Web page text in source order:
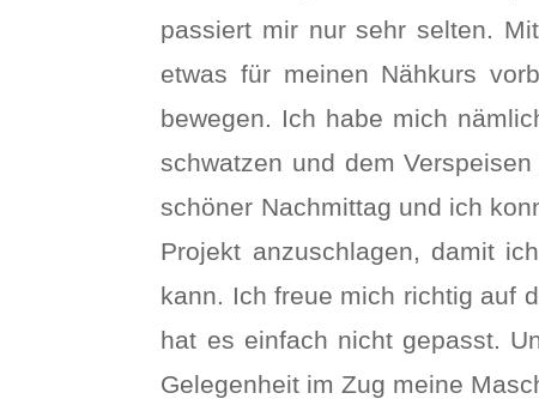
passiert mir nur sehr selten.
etwas für meinen Nähkurs
bewegen. Ich habe mich
schwatzen und dem
schöner Nachmittag und ich
Projekt anzuschlagen, damit
kann. Ich freue mich richtig auf
hat es einfach nicht gepasst.
Gelegenheit im Zug meine